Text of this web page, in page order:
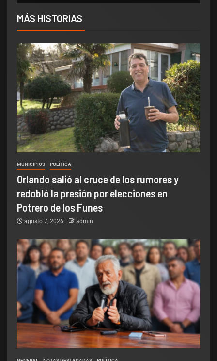
MÁS HISTORIAS
MUNICIPIOS POLÌTICA
Orlando salió al cruce de los rumores y
redobló la presión por elecciones en
Potrero de los Funes
agosto 7, 2026 admin